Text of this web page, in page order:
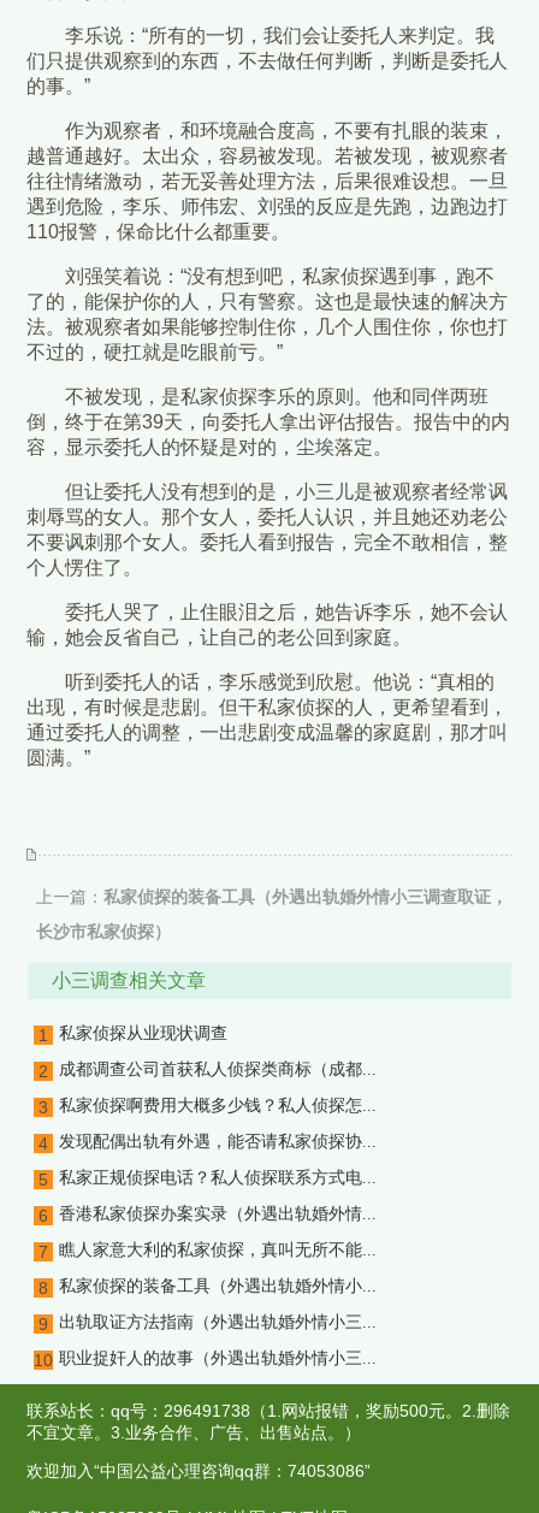
李乐说：“所有的一切，我们会让委托人来判定。我
们只提供观察到的东西，不去做任何判断，判断是委托人
的事。”
作为观察者，和环境融合度高，不要有扎眼的装束，
越普通越好。太出众，容易被发现。若被发现，被观察者
往往情绪激动，若无妥善处理方法，后果很难设想。一旦
遇到危险，李乐、师伟宏、刘强的反应是先跑，边跑边打
110报警，保命比什么都重要。
刘强笑着说：“没有想到吧，私家侦探遇到事，跑不
了的，能保护你的人，只有警察。这也是最快速的解决方
法。被观察者如果能够控制住你，几个人围住你，你也打
不过的，硬扛就是吃眼前亏。”
不被发现，是私家侦探李乐的原则。他和同伴两班
倒，终于在第39天，向委托人拿出评估报告。报告中的内
容，显示委托人的怀疑是对的，尘埃落定。
但让委托人没有想到的是，小三儿是被观察者经常讽
刺辱骂的女人。那个女人，委托人认识，并且她还劝老公
不要讽刺那个女人。委托人看到报告，完全不敢相信，整
个人愣住了。
委托人哭了，止住眼泪之后，她告诉李乐，她不会认
输，她会反省自己，让自己的老公回到家庭。
听到委托人的话，李乐感觉到欣慰。他说：“真相的
出现，有时候是悲剧。但干私家侦探的人，更希望看到，
通过委托人的调整，一出悲剧变成温馨的家庭剧，那才叫
圆满。”
上一篇： 私家侦探的装备工具（外遇出轨婚外情小三调查取证，
长沙市私家侦探）
下一篇：瞧人家意大利的私家侦探，真叫无所不能！（外遇出轨
小三调查相关文章
1 私家侦探从业现状调查
2 成都调查公司首获私人侦探类商标（成都...
3 私家侦探啊费用大概多少钱？私人侦探怎...
4 发现配偶出轨有外遇，能否请私家侦探协...
5 私家正规侦探电话？私人侦探联系方式电...
6 香港私家侦探办案实录（外遇出轨婚外情...
7 瞧人家意大利的私家侦探，真叫无所不能...
8 私家侦探的装备工具（外遇出轨婚外情小...
9 出轨取证方法指南（外遇出轨婚外情小三...
10 职业捉奸人的故事（外遇出轨婚外情小三...
联系站长：qq号：296491738（1.网站报错，奖励500元。2.删除
不宜文章。3.业务合作、广告、出售站点。）
欢迎加入“中国公益心理咨询qq群：74053086”